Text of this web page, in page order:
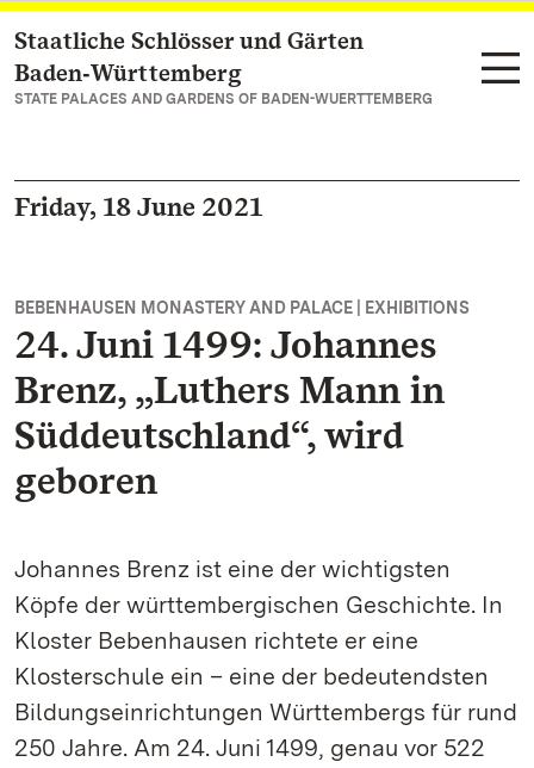
Navigate to main page
Staatliche Schlösser und Gärten
Baden‑Württemberg
STATE PALACES AND GARDENS OF BADEN-WUERTTEMBERG
Friday, 18 June 2021
BEBENHAUSEN MONASTERY AND PALACE | EXHIBITIONS
24. Juni 1499: Johannes
Brenz, „Luthers Mann in
Süddeutschland“, wird
geboren
Johannes Brenz ist eine der wichtigsten
Köpfe der württembergischen Geschichte. In
Kloster Bebenhausen richtete er eine
Klosterschule ein – eine der bedeutendsten
Bildungseinrichtungen Württembergs für rund
250 Jahre. Am 24. Juni 1499, genau vor 522